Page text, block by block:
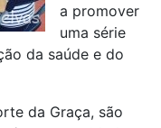
a promover
uma série
da saúde e do
da Graça, são